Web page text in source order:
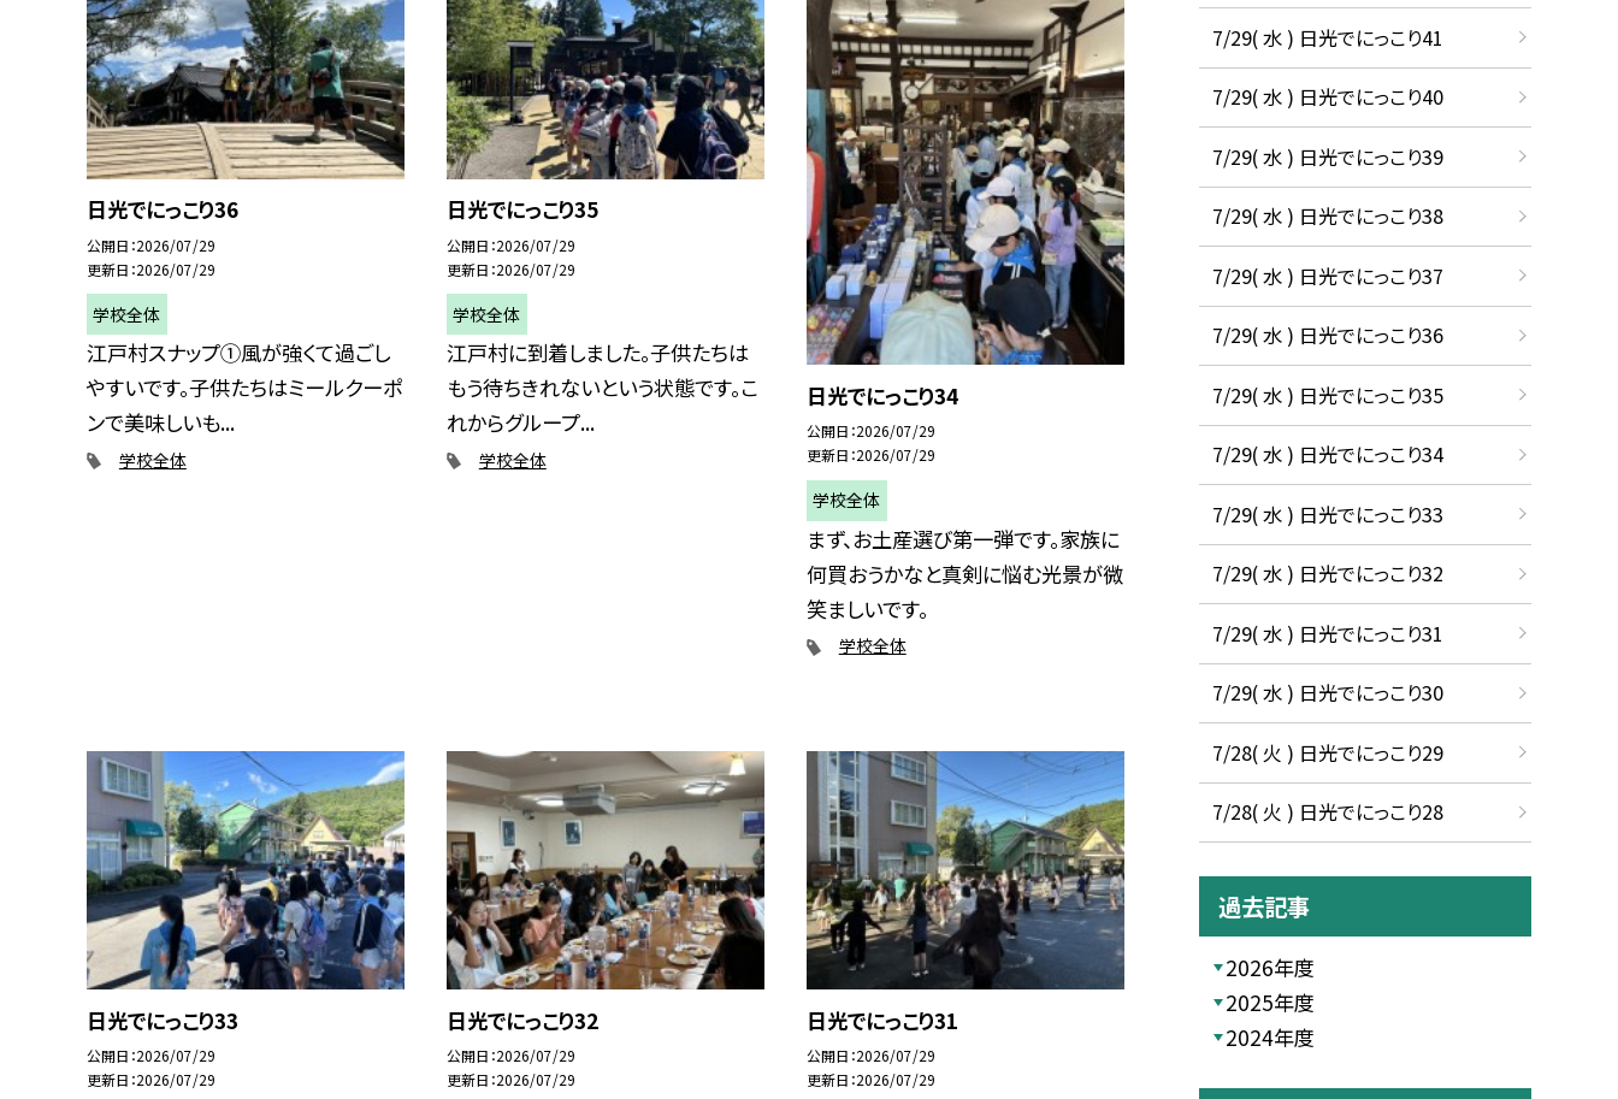
日光でにっこり36
公開日 2026/07/29
更新日 2026/07/29
学校全体
江戸村スナップ①風が強くて過ごし
やすいです。子供たちはミールクーポ
ンで美味しいも...
学校全体
日光でにっこり35
公開日 2026/07/29
更新日 2026/07/29
学校全体
江戸村に到着しました。子供たちは
もう待ちきれないという状態です。こ
れからグループ...
学校全体
日光でにっこり34
公開日 2026/07/29
更新日 2026/07/29
学校全体
まず、お土産選び第一弾です。家族に
何買おうかなと真剣に悩む光景が微
笑ましいです。
学校全体
日光でにっこり33
公開日 2026/07/29
更新日 2026/07/29
日光でにっこり32
公開日 2026/07/29
更新日 2026/07/29
日光でにっこり31
公開日 2026/07/29
更新日 2026/07/29
7/29( 水 ) 日光でにっこり41
7/29( 水 ) 日光でにっこり40
7/29( 水 ) 日光でにっこり39
7/29( 水 ) 日光でにっこり38
7/29( 水 ) 日光でにっこり37
7/29( 水 ) 日光でにっこり36
7/29( 水 ) 日光でにっこり35
7/29( 水 ) 日光でにっこり34
7/29( 水 ) 日光でにっこり33
7/29( 水 ) 日光でにっこり32
7/29( 水 ) 日光でにっこり31
7/29( 水 ) 日光でにっこり30
7/28( 火 ) 日光でにっこり29
7/28( 火 ) 日光でにっこり28
過去記事
2026年度
2025年度
2024年度